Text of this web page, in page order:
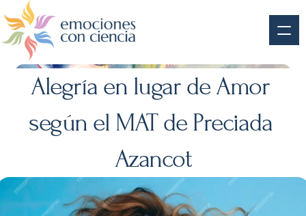
Alegría en lugar de Amor
según el MAT de Preciada
Azancot